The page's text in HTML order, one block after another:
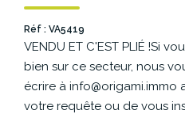
ESPACE
ESPACE
Réf : VA5419
VENDU ET C'EST PLIÉ !Si
bien sur ce secteur, nous
écrire à info@origami.immo
votre requête ou de vous